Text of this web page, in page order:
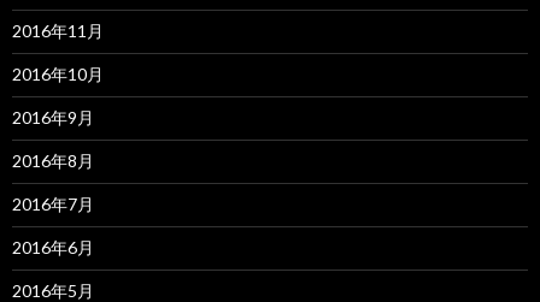
2016年11月
2016年10月
2016年9月
2016年8月
2016年7月
2016年6月
2016年5月